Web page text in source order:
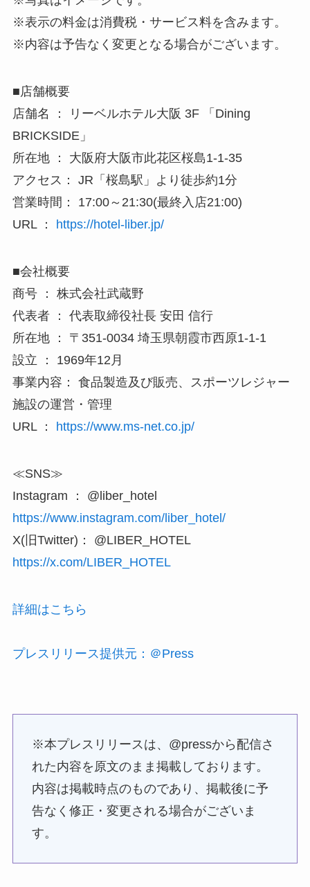
※表示の料金は消費税・サービス料を含みます。
※内容は予告なく変更となる場合がございます。
■店舗概要
店舗名 ： リーベルホテル大阪 3F 「Dining
BRICKSIDE」
所在地 ： 大阪府大阪市此花区桜島1-1-35
アクセス： JR「桜島駅」より徒歩約1分
営業時間： 17:00～21:30(最終入店21:00)
URL ：
https://hotel-liber.jp/
■会社概要
商号 ： 株式会社武蔵野
代表者 ： 代表取締役社長 安田 信行
所在地 ： 〒351-0034 埼玉県朝霞市西原1-1-1
設立 ： 1969年12月
事業内容： 食品製造及び販売、スポーツレジャー
施設の運営・管理
URL ： https://www.ms-net.co.jp/
≪SNS≫
Instagram ： @liber_hotel
https://www.instagram.com/liber_hotel/
X(旧Twitter)： @LIBER_HOTEL
https://x.com/LIBER_HOTEL
詳細はこちら
プレスリリース提供元：＠Press
※本プレスリリースは、@pressから配信さ
れた内容を原文のまま掲載しております。
内容は掲載時点のものであり、掲載後に予
告なく修正・変更される場合がございま
す。